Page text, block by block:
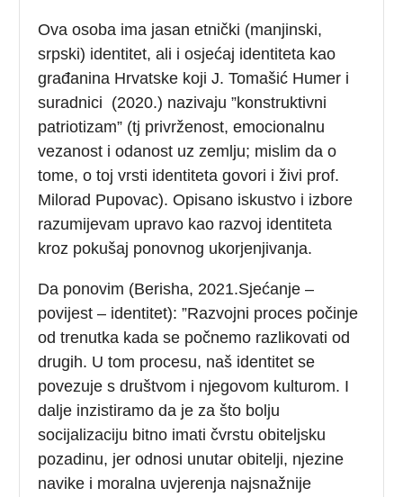
Ova osoba ima jasan etnički (manjinski,
srpski) identitet, ali i osjećaj identiteta kao
građanina Hrvatske koji J. Tomašić Humer i
suradnici (2020.) nazivaju ”konstruktivni
patriotizam” (tj privrženost, emocionalnu
vezanost i odanost uz zemlju; mislim da o
tome, o toj vrsti identiteta govori i živi prof.
Milorad Pupovac). Opisano iskustvo i izbore
razumijevam upravo kao razvoj identiteta
kroz pokušaj ponovnog ukorjenjivanja.
Da ponovim (Berisha, 2021.Sjećanje –
povijest – identitet): ”Razvojni proces počinje
od trenutka kada se počnemo razlikovati od
drugih. U tom procesu, naš identitet se
povezuje s društvom i njegovom kulturom. I
dalje inzistiramo da je za što bolju
socijalizaciju bitno imati čvrstu obiteljsku
pozadinu, jer odnosi unutar obitelji, njezine
navike i moralna uvjerenja najsnažnije